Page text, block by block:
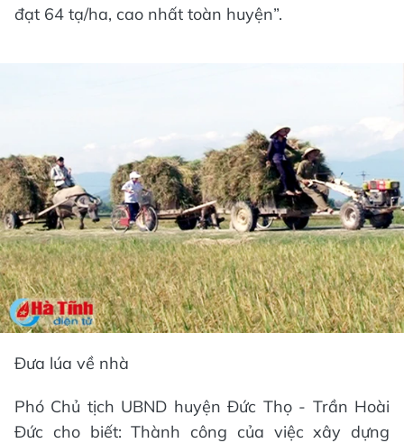
đạt 64 tạ/ha, cao nhất toàn huyện”.
Đưa lúa về nhà
Phó Chủ tịch UBND huyện Đức Thọ - Trần Hoài
Đức cho biết: Thành công của việc xây dựng